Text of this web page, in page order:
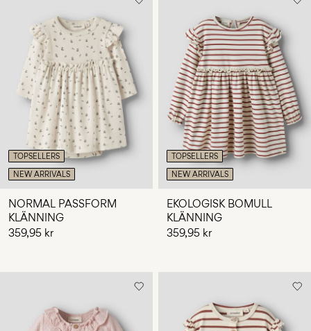
TOPSELLERS
NEW ARRIVALS
NORMAL PASSFORM
KLÄNNING
359,95 kr
TOPSELLERS
NEW ARRIVALS
EKOLOGISK BOMULL
KLÄNNING
359,95 kr